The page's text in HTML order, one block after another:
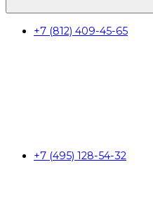
+7 (812) 409-45-65
+7 (495) 128-54-32